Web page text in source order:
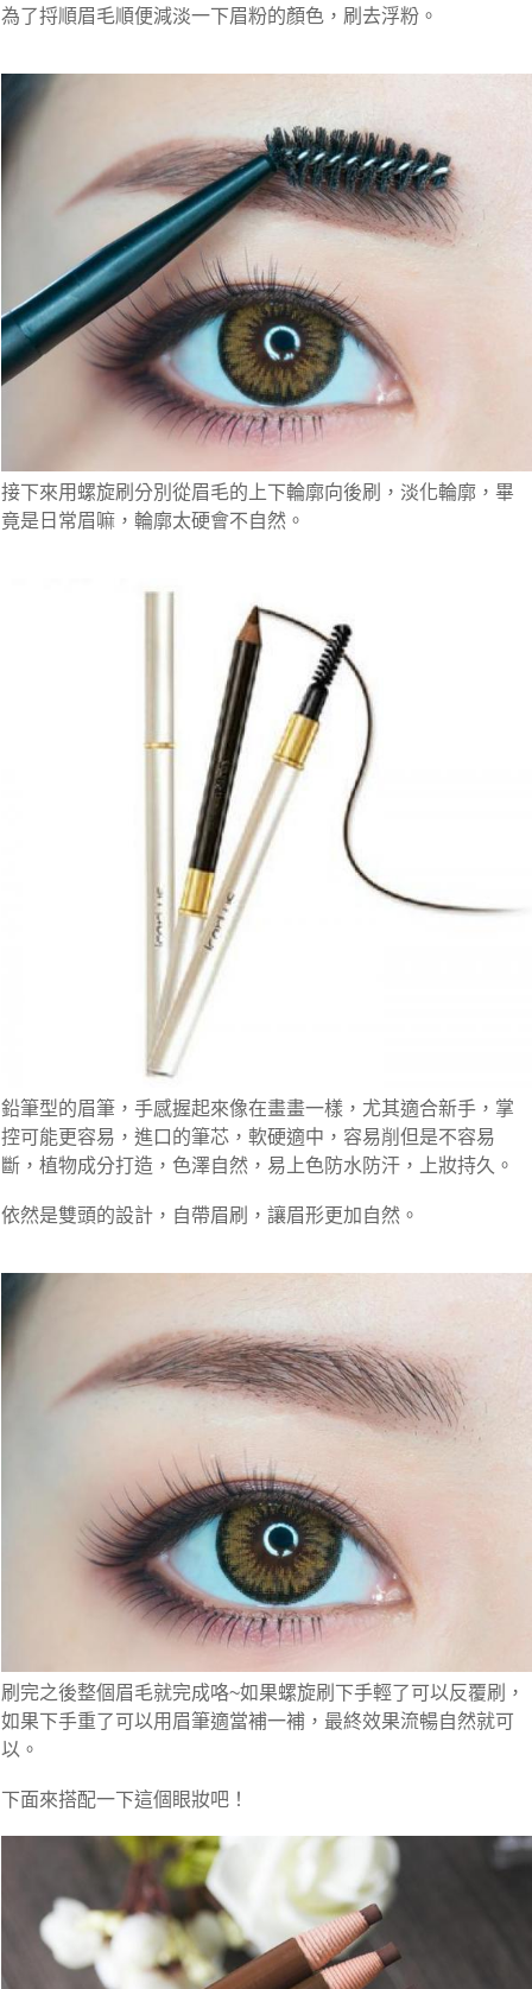
為了捋順眉毛順便減淡一下眉粉的顏色，刷去浮粉。
接下來用螺旋刷分別從眉毛的上下輪廓向後刷，淡化輪廓，畢
竟是日常眉嘛，輪廓太硬會不自然。
鉛筆型的眉筆，手感握起來像在畫畫一樣，尤其適合新手，掌
控可能更容易，進口的筆芯，軟硬適中，容易削但是不容易
斷，植物成分打造，色澤自然，易上色防水防汗，上妝持久。
依然是雙頭的設計，自帶眉刷，讓眉形更加自然。
刷完之後整個眉毛就完成咯~如果螺旋刷下手輕了可以反覆刷，
如果下手重了可以用眉筆適當補一補，最終效果流暢自然就可
以。
下面來搭配一下這個眼妝吧！